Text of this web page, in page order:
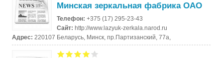
Минская зеркальная фабрика ОАО
Телефон:+375 (17) 295-23-43
Сайт:http://www.lazyuk-zerkala.narod.ru
Адрес: 220107 Беларусь, Минск, пр.Партизанский, 77а,